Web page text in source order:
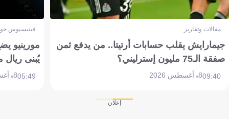
مقالات وتقارير
جيمارايش يقلب حسابات أرتيتا.. من يدفع ثمن
صفقة الـ75 مليون إسترليني؟
09:408 أغسطس 2026
فينيسيوس
مورينيو
يُبنى ريال
05:498 أغسطس 2026
إعلان